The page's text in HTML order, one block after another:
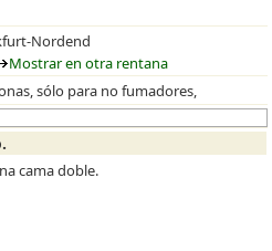
Nordend
Mostrar en otra rentana
sólo para no fumadores,
cama doble.